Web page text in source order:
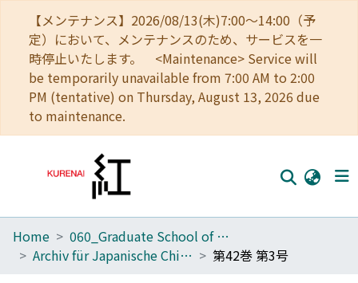
【メンテナンス】2026/08/13(木)7:00～14:00（予
定）において、メンテナンスのため、サービスを一
時停止いたします。 <Maintenance> Service will
be temporarily unavailable from 7:00 AM to 2:00
PM (tentative) on Thursday, August 13, 2026 due
to maintenance.
Home
Home
060_Graduate School of Medicine
Archiv für Japanische Chirurgie
第42巻 第3号